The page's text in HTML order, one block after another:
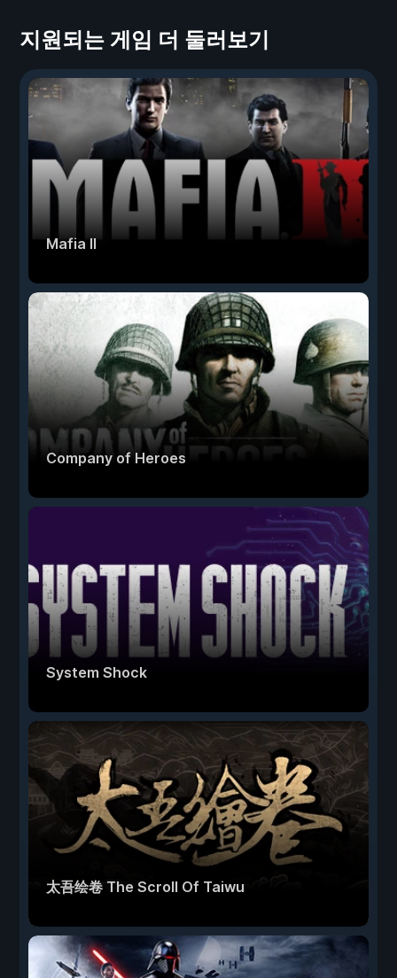
지원되는 게임 더 둘러보기
Mafia II
Company of Heroes
System Shock
太吾绘卷 The Scroll Of Taiwu